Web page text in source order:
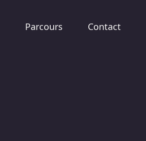
Parcours Contact